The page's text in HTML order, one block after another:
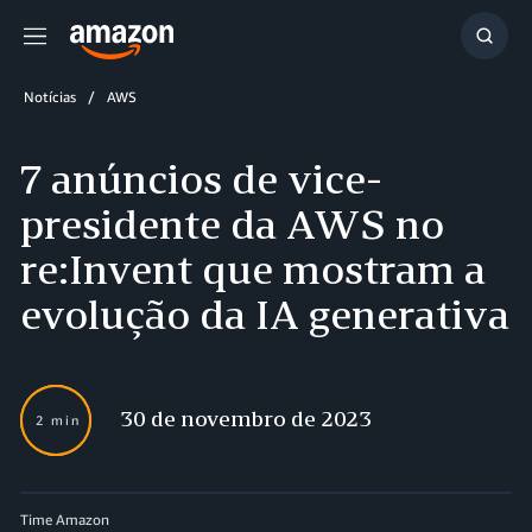
Menu
Notícias AWS
7 anúncios de vice-
presidente da AWS no
re:Invent que mostram a
evolução da IA generativa
2 min 30 de novembro de 2023
Time Amazon